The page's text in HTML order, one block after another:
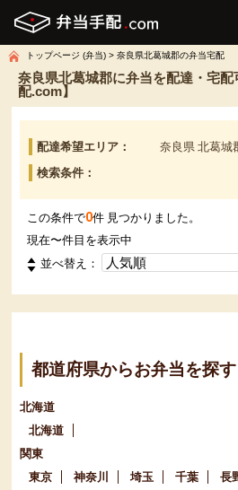
トップページ (弁当) 奈良県北葛城郡の弁当宅配
奈良県北葛城郡に弁当を配達・宅
配.com】
配達希望エリア：
奈良県 北葛城
検索条件：
この条件で0件 見つかりました。
現在〜件目を表示中
並べ替え：
都道府県からお弁当を探す
北海道
北海道
関東
東京
神奈川 埼玉 千葉
長